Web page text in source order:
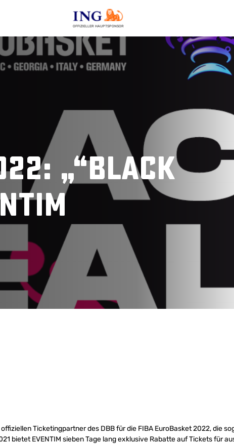
OFFIZIELLER HAUPTSPONSOR
„“Black
offiziellen Ticketingpartner des DBB für die FIBA EuroBasket 2022, die
bietet EVENTIM sieben Tage lang exklusive Rabatte auf Tickets für